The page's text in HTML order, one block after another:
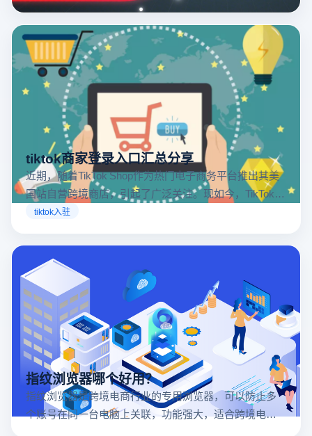
tiktok商家登录入口汇总分享
近期，随着TikTok Shop作为热门电子商务平台推出其美
国站自营跨境商店，引起了广泛关注。现如今，TikTok商
店已覆盖美国、英国及东南亚地区，因此了解官方网站
tiktok入驻
指纹浏览器哪个好用？
指纹浏览器是跨境电商行业的专用浏览器，可以防止多
个账号在同一台电脑上关联，功能强大，适合跨境电商